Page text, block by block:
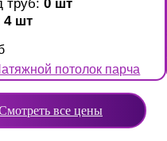
труб:0 шт
4 шт
потолок парча
все цены